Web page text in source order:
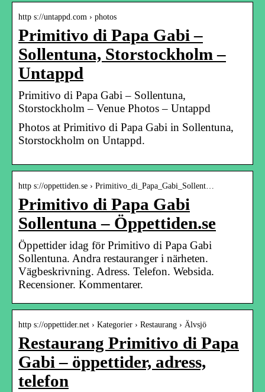
http s://untappd.com › photos
Primitivo di Papa Gabi –
Sollentuna, Storstockholm –
Untappd
Primitivo di Papa Gabi – Sollentuna,
Storstockholm – Venue Photos – Untappd
Photos at Primitivo di Papa Gabi in Sollentuna,
Storstockholm on Untappd.
http s://oppettiden.se › Primitivo_di_Papa_Gabi_Sollent…
Primitivo di Papa Gabi
Sollentuna – Öppettiden.se
Öppettider idag för Primitivo di Papa Gabi
Sollentuna. Andra restauranger i närheten.
Vägbeskrivning. Adress. Telefon. Websida.
Recensioner. Kommentarer.
http s://oppettider.net › Kategorier › Restaurang › Älvsjö
Restaurang Primitivo di Papa
Gabi – öppettider, adress,
telefon